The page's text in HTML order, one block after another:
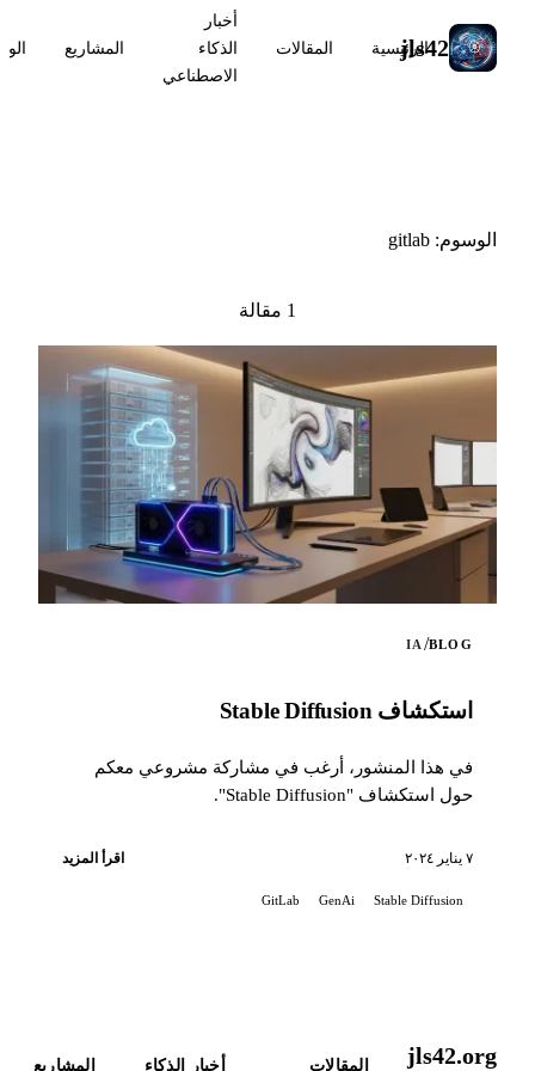
jls42
الرئيسية المقالات
أخبار
الذكاء
الاصطناعي
المشاريع
الوسوم: gitlab
1 مقالة
BLOG
/
IA
استكشاف Stable Diffusion
في هذا المنشور، أرغب في مشاركة مشروعي معكم
حول استكشاف "Stable Diffusion".
٧ يناير ٢٠٢٤ اقرأ المزيد
Stable Diffusion
GenAi
GitLab
jls42.org المقالات أخبار الذكاء المشاريع